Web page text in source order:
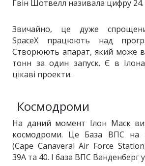
Гвін Шотвелл називала цифру 24.
Звичайно, це дуже
SpaceX працюють над
Створюють апарат, який може
тонн за один запуск. Є в
цікаві проекти.
Космодроми
На даний момент Ілон Маск
космодроми. Це База ВПС на
(Cape Canaveral Air Force
39А та 40. І база ВПС Ванденберг у